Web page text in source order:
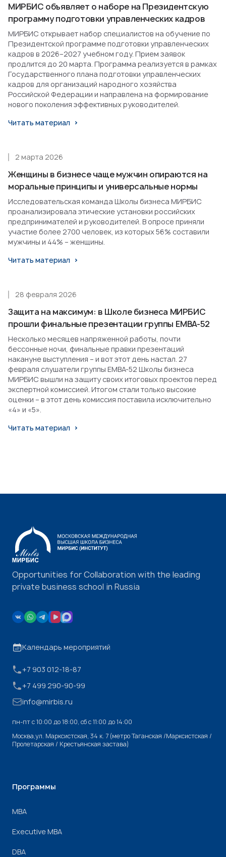
МИРБИС объявляет о наборе на Президентскую
программу подготовки управленческих кадров
МИРБИС открывает набор специалистов на обучение по
Президентской программе подготовки управленческих
кадров в 2026–2027 учебном году. Прием заявок
продлится до 20 марта. Программа реализуется в рамках
Государственного плана подготовки управленческих
кадров для организаций народного хозяйства
Российской Федерации и направлена на формирование
нового поколения эффективных руководителей.
Читать материал
Женщины в бизнесе чаще мужчин опираются на
моральные принципы и универсальные нормы
2 марта 2026
Исследовательская команда Школы бизнеса МИРБИС
проанализировала этические установки российских
предпринимателей и руководителей. В опросе приняли
участие более 2700 человек, из которых 56% составили
мужчины и 44% – женщины.
Читать материал
Защита на максимум: в Школе бизнеса МИРБИС
прошли финальные презентации группы EMBA-52
28 февраля 2026
Несколько месяцев напряженной работы, почти
бессонные ночи, финальные правки презентаций
накануне выступления – и вот этот день настал. 27
февраля слушатели группы EMBA-52 Школы бизнеса
МИРБИС вышли на защиту своих итоговых проектов перед
экспертной комиссией. Итогом стали только высокие
оценки – в этот день комиссия поставила исключительно
«4» и «5».
Читать материал
Opportunities for Collaboration with the leading
private business school in Russia
Календарь мероприятий
+7 903 012-18-87
+7 499 290-90-99
info@mirbis.ru
пн-пт с 10:00 до 18:00, cб с 11:00 до 14:00
Москва,ул. Марксистская, 34 к. 7 (метро Таганская /Марксистская /
Пролетарская / Крестьянская застава)
Программы
МВА
Executive MBA
DBA